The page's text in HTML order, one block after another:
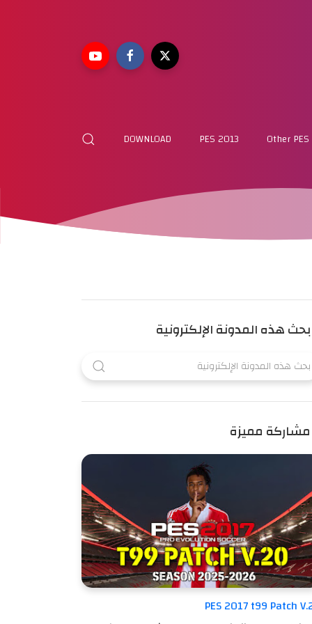
Other PES
PES 2013
DOWNLOAD
بحث هذه المدونة الإلكترونية
مشاركة مميزة
PES 2017 t99 Patch